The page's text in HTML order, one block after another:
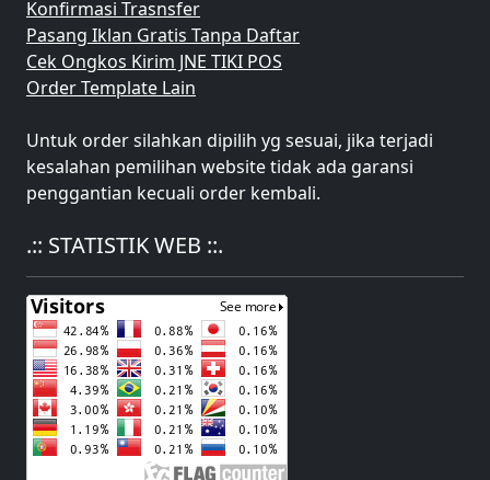
Konfirmasi Trasnsfer
Pasang Iklan Gratis Tanpa Daftar
Cek Ongkos Kirim JNE TIKI POS
Order Template Lain
Untuk order silahkan dipilih yg sesuai, jika terjadi
kesalahan pemilihan website tidak ada garansi
penggantian kecuali order kembali.
.:: STATISTIK WEB ::.